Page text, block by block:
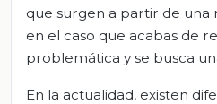
que surgen a partir de una
en el caso que acabas de
problemática y se busca
En la actualidad, existen